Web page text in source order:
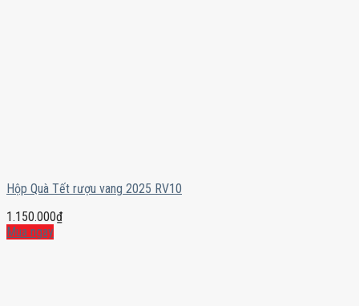
Hộp Quà Tết rượu vang 2025 RV10
1.150.000₫
Mua ngay